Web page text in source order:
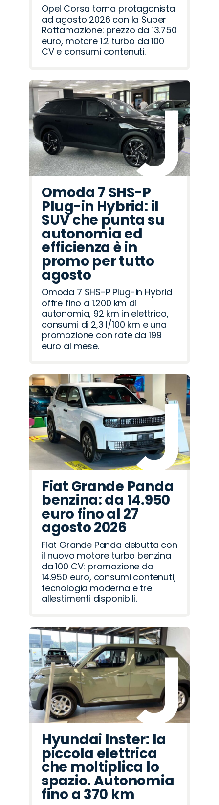
Opel Corsa torna protagonista
ad agosto 2026 con la Super
Rottamazione: prezzo da 13.750
euro, motore 1.2 turbo da 100
CV e consumi contenuti.
Omoda 7 SHS-P
Plug-in Hybrid: il
SUV che punta su
autonomia ed
efficienza è in
promo per tutto
agosto
Omoda 7 SHS-P Plug-in Hybrid
offre fino a 1.200 km di
autonomia, 92 km in elettrico,
consumi di 2,3 l/100 km e una
promozione con rate da 199
euro al mese.
Fiat Grande Panda
benzina: da 14.950
euro fino al 27
agosto 2026
Fiat Grande Panda debutta con
il nuovo motore turbo benzina
da 100 CV: promozione da
14.950 euro, consumi contenuti,
tecnologia moderna e tre
allestimenti disponibili.
Hyundai Inster: la
piccola elettrica
che moltiplica lo
spazio. Autonomia
fino a 370 km